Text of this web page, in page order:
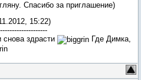
Спасибо за приглашение)
15:22)
снова здрасти
Где Димка,